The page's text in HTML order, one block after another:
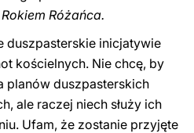
Rokiem Różańca.
duszpasterskie inicjatywie
kościelnych. Nie chcę, by
planów duszpasterskich
ale raczej niech służy ich
Ufam, że zostanie przyjęte